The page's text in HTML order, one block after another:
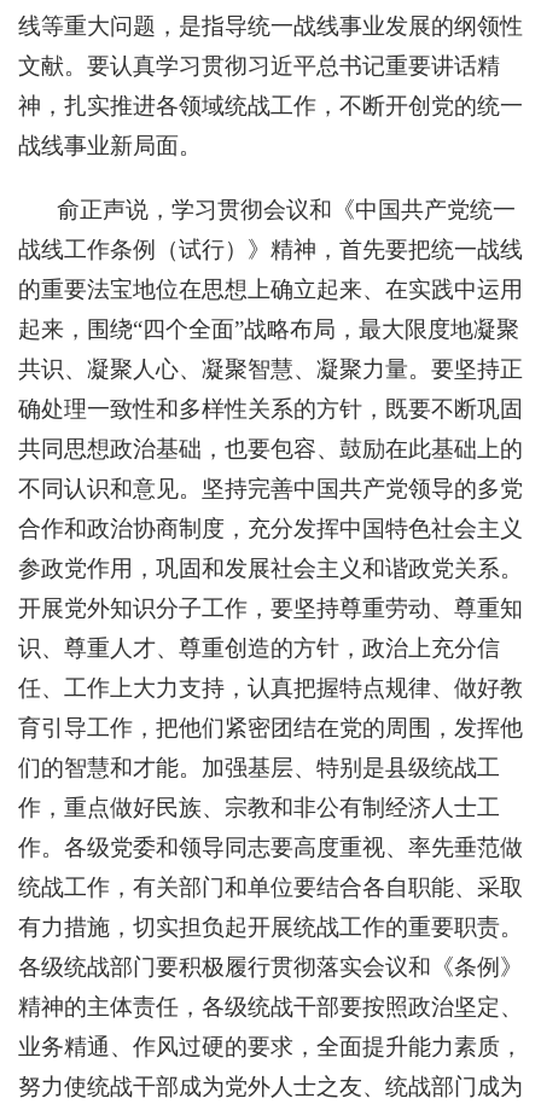
线等重大问题，是指导统一战线事业发展的纲领性
文献。要认真学习贯彻习近平总书记重要讲话精
神，扎实推进各领域统战工作，不断开创党的统一
战线事业新局面。
俞正声说，学习贯彻会议和《中国共产党统一
战线工作条例（试行）》精神，首先要把统一战线
的重要法宝地位在思想上确立起来、在实践中运用
起来，围绕“四个全面”战略布局，最大限度地凝聚
共识、凝聚人心、凝聚智慧、凝聚力量。要坚持正
确处理一致性和多样性关系的方针，既要不断巩固
共同思想政治基础，也要包容、鼓励在此基础上的
不同认识和意见。坚持完善中国共产党领导的多党
合作和政治协商制度，充分发挥中国特色社会主义
参政党作用，巩固和发展社会主义和谐政党关系。
开展党外知识分子工作，要坚持尊重劳动、尊重知
识、尊重人才、尊重创造的方针，政治上充分信
任、工作上大力支持，认真把握特点规律、做好教
育引导工作，把他们紧密团结在党的周围，发挥他
们的智慧和才能。加强基层、特别是县级统战工
作，重点做好民族、宗教和非公有制经济人士工
作。各级党委和领导同志要高度重视、率先垂范做
统战工作，有关部门和单位要结合各自职能、采取
有力措施，切实担负起开展统战工作的重要职责。
各级统战部门要积极履行贯彻落实会议和《条例》
精神的主体责任，各级统战干部要按照政治坚定、
业务精通、作风过硬的要求，全面提升能力素质，
努力使统战干部成为党外人士之友、统战部门成为